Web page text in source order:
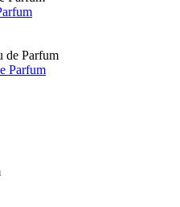
Parfum